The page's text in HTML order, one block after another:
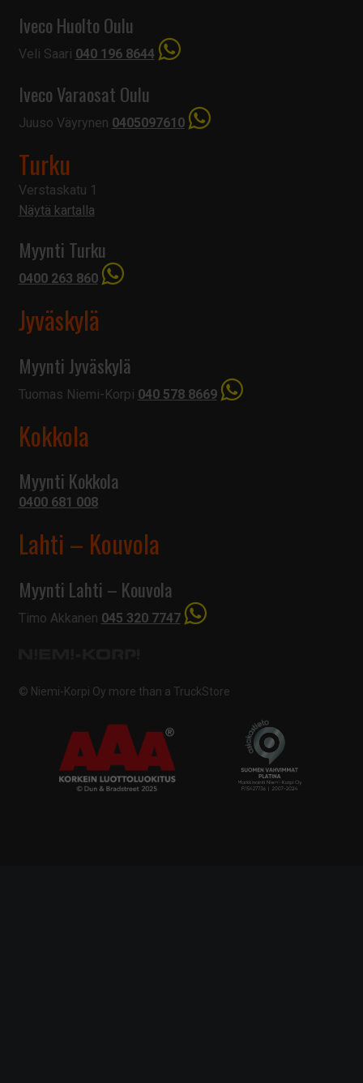
Iveco Huolto Oulu
Veli Saari 040 196 8644
Iveco Varaosat Oulu
Juuso Väyrynen 0405097610
Turku
Verstaskatu 1
Näytä kartalla
Myynti Turku
0400 263 860
Jyväskylä
Myynti Jyväskylä
Tuomas Niemi-Korpi 040 578 8669
Kokkola
Myynti Kokkola
0400 681 008
Lahti – Kouvola
Myynti Lahti – Kouvola
Timo Akkanen 045 320 7747
© Niemi-Korpi Oy more than a TruckStore